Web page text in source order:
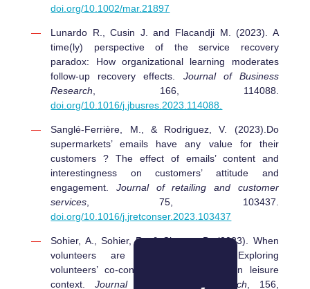
doi.org/10.1002/mar.21897
Lunardo R., Cusin J. and Flacandji M. (2023). A
time(ly) perspective of the service recovery
paradox: How organizational learning moderates
follow-up recovery effects. Journal of Business
Research , 166, 114088.
doi.org/10.1016/j.jbusres.2023.114088.
Sanglé-Ferrière, M., & Rodriguez, V. (2023).Do
supermarkets’ emails have any value for their
customers ? The effect of emails’ content and
interestingness on customers’ attitude and
engagement.Journal of retailing and customer
services , 75, 103437.
doi.org/10.1016/j.jretconser.2023.103437
Sohier, A., Sohier, R., & Chaney, D. (2023). When
volunteers are also consumers: Exploring
volunteers’ co-consumption experience in leisure
context.Journal of Business Research , 156,